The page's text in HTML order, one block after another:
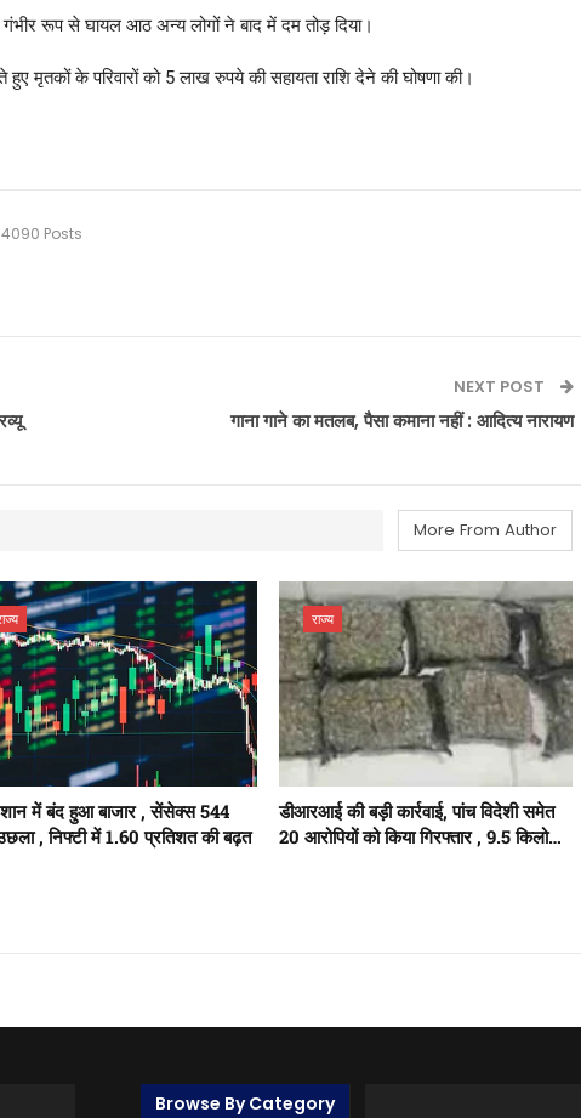
रूप से घायल आठ अन्य लोगों ने बाद में दम तोड़ दिया।
मृतकों के परिवारों को 5 लाख रुपये की सहायता राशि देने की घोषणा की।
Posts
NEXT POST
गाना गाने का मतलब, पैसा कमाना नहीं : आदित्य नारायण
More From Author
में बंद हुआ बाजार , सेंसेक्स 544
, निफ्टी में 1.60 प्रतिशत की बढ़त
राज्य
डीआरआई की बड़ी कार्रवाई, पांच विदेशी समेत
20 आरोपियों को किया गिरफ्तार , 9.5 किलो…
Browse By Category